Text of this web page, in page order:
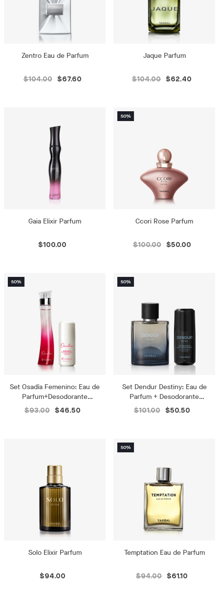
Zentro Eau de Parfum
$104.00 $67.60
Jaque Parfum
$104.00 $62.40
Gaia Elixir Parfum
$100.00
Ccori Rose Parfum
$100.00 $50.00
Set Osadía Femenino: Eau de
Parfum+Desodorante
perfumado
$93.00 $46.50
Set Dendur Destiny: Eau de
Parfum + Desodorante
Perfumado
$101.00 $50.50
Solo Elixir Parfum
$94.00
Temptation Eau de Parfum
$94.00 $61.10